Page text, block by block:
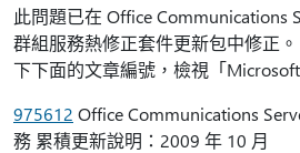
此問題已在 Office Communications
群組服務熱修正套件更新包中修正
下下面的文章編號，檢視「
975612 Office Communications
務 累積更新說明：2009 年 10 月